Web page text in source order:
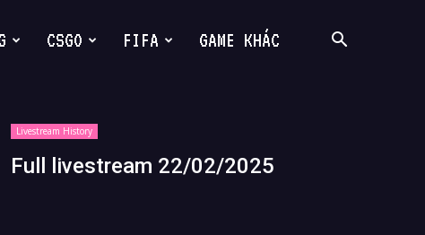
CSGO FIFA GAME KHÁC
Livestream History
Full livestream 22/02/2025